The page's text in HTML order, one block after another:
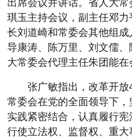
出席会议并讲话。省人大
琪玉主持会议，副主任邓
长刘道崎和常委会其他组
导康涛、陈万里、刘文儒
大常委会代理主任朱团能在
张广敏指出，改革开
常委会在党的全面领导下
实践紧密结合，认真履行
行使立法权、监督权、重大